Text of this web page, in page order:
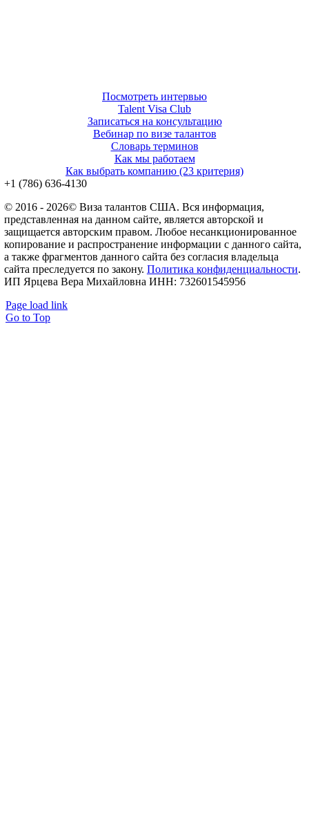
Посмотреть интервью
Talent Visa Club
Записаться на консультацию
Вебинар по визе талантов
Словарь терминов
Как мы работаем
Как выбрать компанию (23 критерия)
‪+1 (786) 636‑4130‬
© 2016 - 2026© Виза талантов США. Вся информация,
представленная на данном сайте, является авторской и
защищается авторским правом. Любое несанкционированное
копирование и распространение информации с данного сайта,
а также фрагментов данного сайта без согласия владельца
сайта преследуется по закону. Политика конфиденциальности.
ИП Ярцева Вера Михайловна ИНН: 732601545956
Page load link
Go to Top